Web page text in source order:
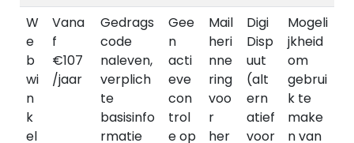
W
e
b
wi
n
k
el
Vana
f
€107
/jaar
Gedrags
code
naleven,
verplich
te
basisinfo
rmatie
Gee
n
acti
eve
con
trol
e op
Mail
heri
nne
ring
voo
r
her
Digi
Disp
uut
(alt
ern
atief
voor
Mogeli
jkheid
om
gebrui
k te
make
n van